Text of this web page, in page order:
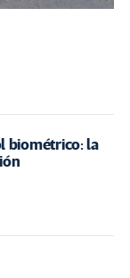
biométrico: la